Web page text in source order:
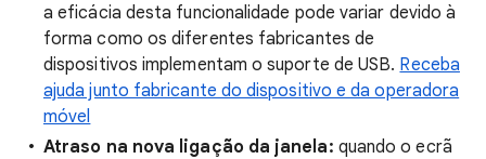
a eficácia desta funcionalidade pode variar devido à
forma como os diferentes fabricantes de
dispositivos implementam o suporte de USB. Receba
ajuda junto fabricante do dispositivo e da operadora
móvel
Atraso na nova ligação da janela: quando o ecrã